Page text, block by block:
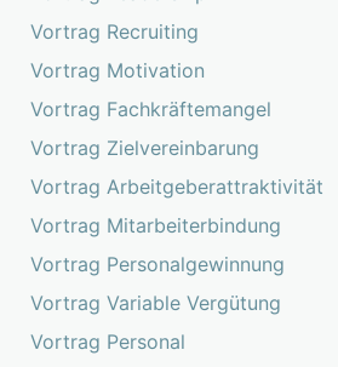
Vortrag Recruiting
Vortrag Motivation
Vortrag Fachkräftemangel
Vortrag Zielvereinbarung
Vortrag Arbeitgeberattraktivität
Vortrag Mitarbeiterbindung
Vortrag Personalgewinnung
Vortrag Variable Vergütung
Vortrag Personal